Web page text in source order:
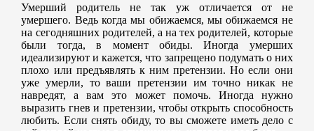
Умерший родитель не так уж отличается от не
умершего. Ведь когда мы обижаемся, мы обижаемся не
на сегодняшних родителей, а на тех родителей, которые
были тогда, в момент обиды. Иногда умерших
идеализируют и кажется, что запрещено подумать о них
плохо или предъявлять к ним претензии. Но если они
уже умерли, то ваши претензии им точно никак не
навредят, а вам это может помочь. Иногда нужно
выразить гнев и претензии, чтобы открыть способность
любить. Если снять обиду, то вы сможете иметь дело с